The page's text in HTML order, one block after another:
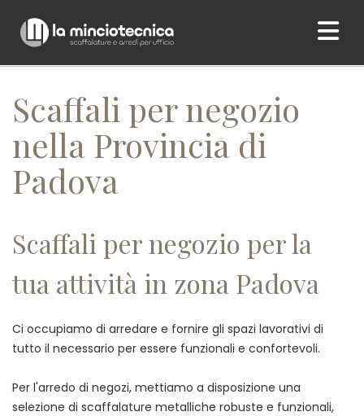
Home/ Scaffali per negozio nella Provincia di Padova
Scaffali per negozio
nella Provincia di
Padova
Scaffali per negozio per la
tua attività in zona Padova
Ci occupiamo di arredare e fornire gli spazi lavorativi di
tutto il necessario per essere funzionali e confortevoli.
Per l'arredo di negozi, mettiamo a disposizione una
selezione di scaffalature metalliche robuste e funzionali,